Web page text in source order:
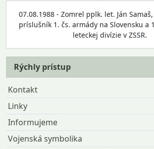
07.08.1988 - Zomrel pplk. let. Ján
príslušník 1. čs. armády na Slovensku a
leteckej divízie v ZSSR.
Rýchly prístup
Kontakt
Linky
Informujeme
Vojenská symbolika